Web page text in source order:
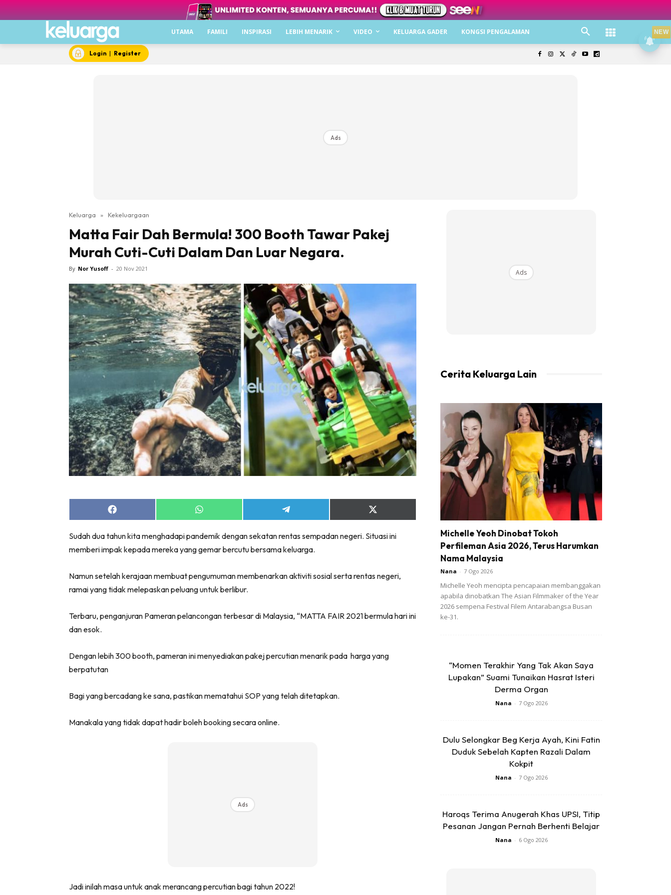
UTAMA FAMILI INSPIRASI LEBIH MENARIK VIDEO KELUARGA GADER KONGSI PENGALAMAN
Login | Register
Ads
Keluarga » Kekeluargaan
Matta Fair Dah Bermula! 300 Booth Tawar Pakej
Murah Cuti-Cuti Dalam Dan Luar Negara.
By Nor Yusoff - 20 Nov 2021
Share
on
Share
on
Share
on
Share
on
(Twitter)
Sudah dua tahun kita menghadapi pandemik dengan sekatan rentas sempadan negeri. Situasi ini
memberi impak kepada mereka yang gemar bercutu bersama keluarga.
Namun setelah kerajaan membuat pengumuman membenarkan aktiviti sosial serta rentas negeri,
ramai yang tidak melepaskan peluang untuk berlibur.
Terbaru, penganjuran Pameran pelancongan terbesar di Malaysia, “MATTA FAIR 2021 bermula hari ini
dan esok.
Dengan lebih 300 booth, pameran ini menyediakan pakej percutian menarik pada harga yang
berpatutan
Bagi yang bercadang ke sana, pastikan mematahui SOP yang telah ditetapkan.
Manakala yang tidak dapat hadir boleh booking secara online.
Ads
Jadi inilah masa untuk anak merancang percutian bagi tahun 2022!
Ads
Cerita Keluarga Lain
Michelle Yeoh Dinobat Tokoh
Perfileman Asia 2026, Terus Harumkan
Nama Malaysia
Nana - 7 Ogo 2026
Michelle Yeoh mencipta pencapaian membanggakan
apabila dinobatkan The Asian Filmmaker of the Year
2026 sempena Festival Filem Antarabangsa Busan
ke-31.
“Momen Terakhir Yang Tak Akan Saya
Lupakan” Suami Tunaikan Hasrat Isteri
Derma Organ
Nana - 7 Ogo 2026
Dulu Selongkar Beg Kerja Ayah, Kini Fatin
Duduk Sebelah Kapten Razali Dalam
Kokpit
Nana - 7 Ogo 2026
Haroqs Terima Anugerah Khas UPSI, Titip
Pesanan Jangan Pernah Berhenti Belajar
Nana - 6 Ogo 2026
NEW